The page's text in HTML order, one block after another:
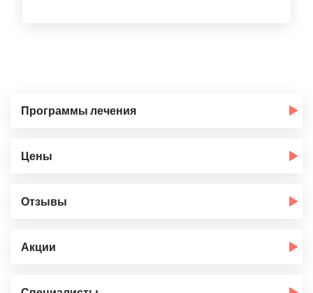
Программы лечения
Цены
Отзывы
Акции